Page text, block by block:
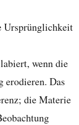
Ursprünglichkeit
wenn die
erodieren. Das
die Materie